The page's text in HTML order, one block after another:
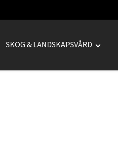
SKOG & LANDSKAPSVÅRD
Toggle